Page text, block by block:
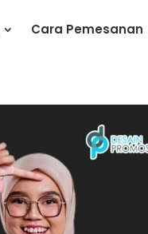
Cara Pemesanan